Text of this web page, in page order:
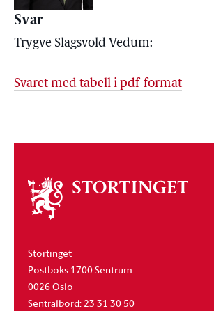
Svar
Trygve Slagsvold Vedum:
Svaret med tabell i pdf-format
Om
stortinget
Stortinget
Postboks 1700 Sentrum
0026 Oslo
Sentralbord: 23 31 30 50